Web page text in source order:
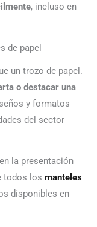
, incluso en
de papel
un trozo de papel.
o destacar una
y formatos
del sector
la presentación
todos los manteles
disponibles en